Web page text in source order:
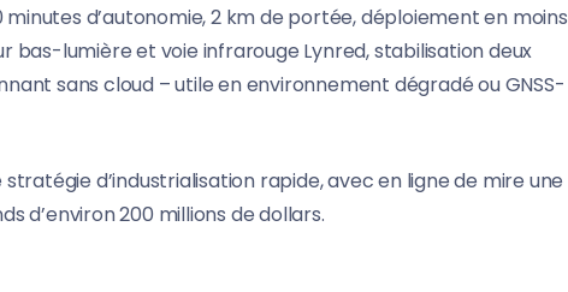
d’autonomie, 2 km de portée, déploiement en moins
bas-lumière et voie infrarouge Lynred, stabilisation deux
sans cloud – utile en environnement dégradé ou GNSS-
d’industrialisation rapide, avec en ligne de mire une
d’environ 200 millions de dollars.